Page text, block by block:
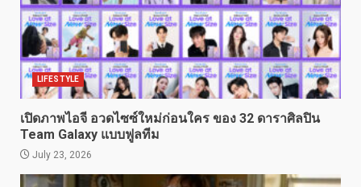
LIFESTYLE
เปิดภาพไอจี อวดไซซ์ใหม่ก่อนใคร ของ 32 ดาราศิลปิน
Team Galaxy แบบฟูลทีม
July 23, 2026